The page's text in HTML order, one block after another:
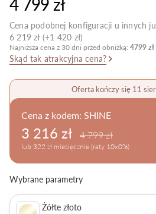
Cena podobnej konfiguracji u innych
6 219 zł (+1 420 zł)
Najniższa cena z 30 dni przed obniżką: 4799 zł
Skąd tak atrakcyjna cena?
Oferta kończy się 11
Cena z kodem: SHINE
3 216 zł 4 799 zł
lub 322 zł miesięcznie (raty 10x0%)
Wybrane parametry
Żółte złoto